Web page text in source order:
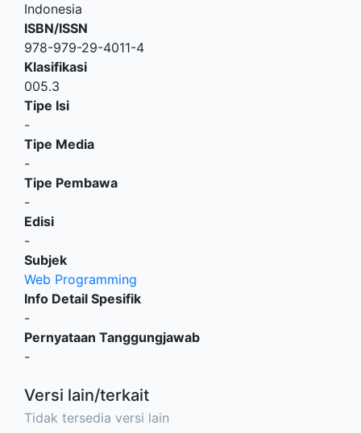
Indonesia
ISBN/ISSN
978-979-29-4011-4
Klasifikasi
005.3
Tipe Isi
-
Tipe Media
-
Tipe Pembawa
-
Edisi
-
Subjek
Web Programming
Info Detail Spesifik
-
Pernyataan Tanggungjawab
-
Versi lain/terkait
Tidak tersedia versi lain